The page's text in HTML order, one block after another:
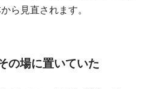
ら見直されます。
の場に置いていた